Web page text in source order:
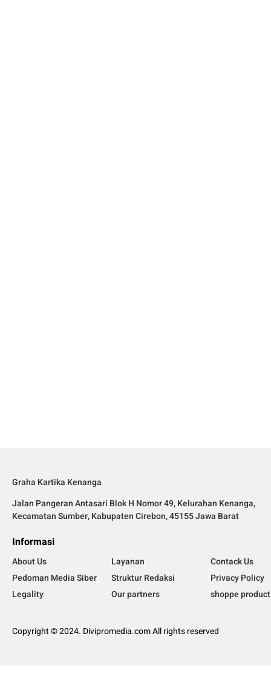
Graha Kartika Kenanga
Jalan Pangeran Antasari Blok H Nomor 49, Kelurahan Kenanga,
Kecamatan Sumber, Kabupaten Cirebon, 45155 Jawa Barat
Informasi
About Us Layanan
Contack Us
Pedoman Media Siber
Struktur Redaksi
Privacy Policy
Legality
Our partners shoppe product
Copyright © 2024. Divipromedia.com All rights reserved